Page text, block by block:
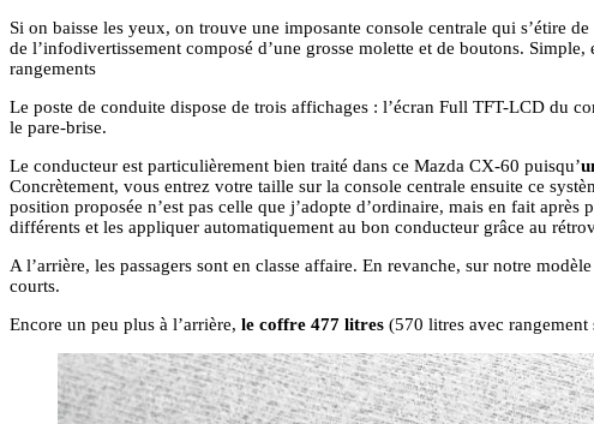
Si on baisse les yeux, on trouve une imposante console centrale qui s’étire
de l’infodivertissement composé d’une grosse molette et de boutons.
rangements
Le poste de conduite dispose de trois affichages : l’écran Full TFT-LCD du
le pare-brise.
Le conducteur est particulièrement bien traité dans ce Mazda CX-60 puisqu’
Concrètement, vous entrez votre taille sur la console centrale ensuite ce
position proposée n’est pas celle que j’adopte d’ordinaire, mais en fait
différents et les appliquer automatiquement au bon conducteur grâce au
A l’arrière, les passagers sont en classe affaire. En revanche, sur notre
courts.
Encore un peu plus à l’arrière, le coffre 477 litres (570 litres avec rangement